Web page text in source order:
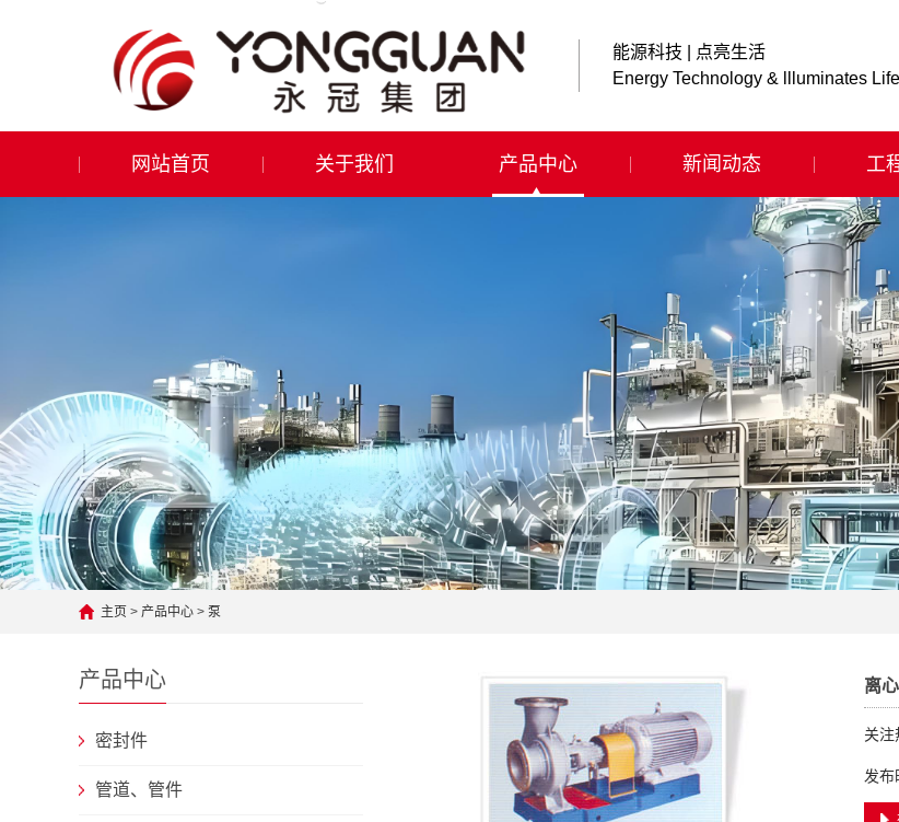
能源科技 | 点亮生活
Energy Technology & llluminates Life
网站首页 关于我们 产品中心 新闻动态 工
主页 > 产品中心 > 泵
产品中心
密封件
管道、管件
离
关注
发